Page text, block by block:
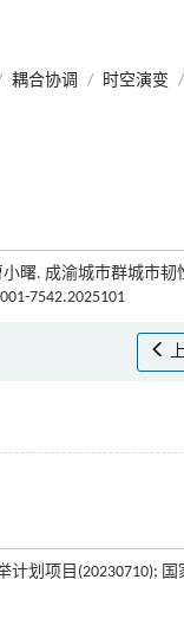
耦合协调 / 时空演变 /
曙. 成渝城市群城市
7542.2025101
划项目(20230710);